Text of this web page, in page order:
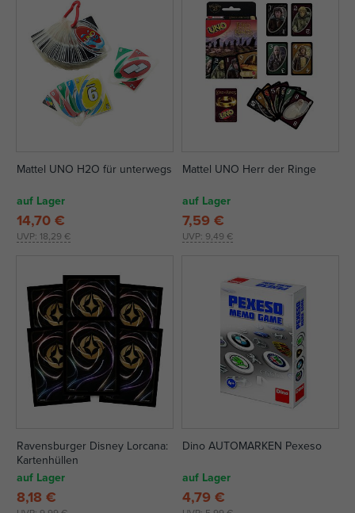
Mattel UNO H2O für unterwegs
auf Lager
UVP: 18,29 €
14,70 €
Mattel UNO Herr der Ringe
auf Lager
UVP: 9,49 €
7,59 €
Ravensburger Disney Lorcana:
Kartenhüllen
auf Lager
8,18 €
Dino AUTOMARKEN Pexeso
auf Lager
4,79 €